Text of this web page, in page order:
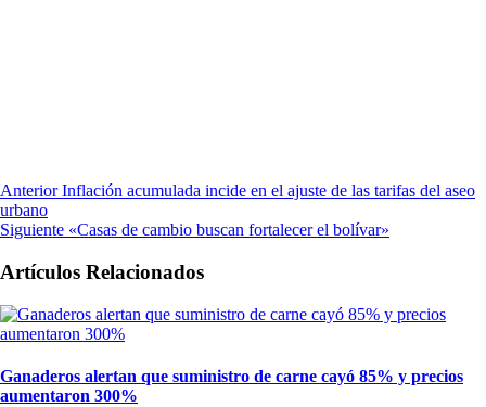
Anterior Inflación acumulada incide en el ajuste de las tarifas del aseo
urbano
Siguiente «Casas de cambio buscan fortalecer el bolívar»
Artículos Relacionados
Ganaderos alertan que suministro de carne cayó 85% y precios
aumentaron 300%